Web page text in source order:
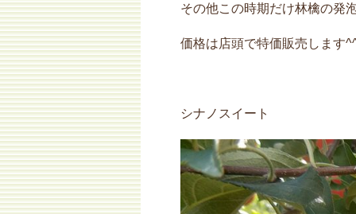
その他この時期だけ林檎の発
価格は店頭で特価販売します
シナノスイート